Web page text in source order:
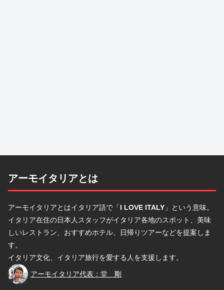
アーモイタリアとは
アーモイタリアとはイタリア語で「I LOVE ITALY 」という意味。
イタリア在住の日本人スタッフがイタリア各地のスポット、美味
しいレストラン、おすすめホテル、日帰りツアーなどを提案しま
す。
イタリア文化、イタリア旅行を愛する人を支援します。
堂
アーモイタリア代表：堂 剛